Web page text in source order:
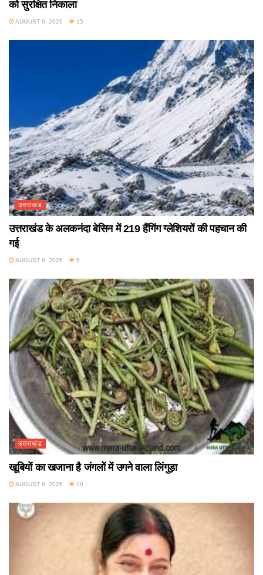
को सुरक्षित निकाला
AUGUST 6, 2026 15
उत्तराखंड
उत्तराखंड के अलकनंदा बेसिन में 219 हैंगिंग ग्लेशियरों की पहचान की
गई
AUGUST 6, 2026 6
उत्तराखंड
खूबियों का खजाना है जंगलों में उगने वाला लिंगुड़ा
AUGUST 6, 2026 10